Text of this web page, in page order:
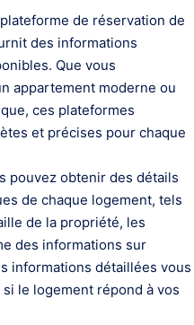
plateforme de réservation de
des informations
Que vous
appartement moderne ou
ces plateformes
et précises pour chaque
pouvez obtenir des détails
de chaque logement, tels
de la propriété, les
des informations sur
informations détaillées vous
le logement répond à vos